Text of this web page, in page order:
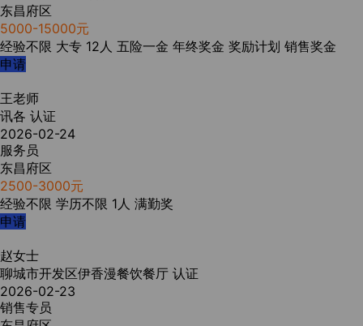
东昌府区
5000-15000元
经验不限 大专 12人 五险一金 年终奖金 奖励计划 销售奖金
申请
王老师
讯各 认证
2026-02-24
服务员
东昌府区
2500-3000元
经验不限 学历不限 1人 满勤奖
申请
赵女士
聊城市开发区伊香漫餐饮餐厅 认证
2026-02-23
销售专员